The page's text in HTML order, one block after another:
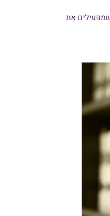
שמפעילים את